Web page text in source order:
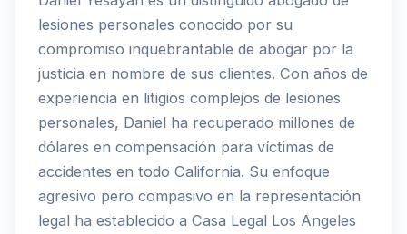
lesiones personales conocido por su
compromiso inquebrantable de abogar por la
justicia en nombre de sus clientes. Con años de
experiencia en litigios complejos de lesiones
personales, Daniel ha recuperado millones de
dólares en compensación para víctimas de
accidentes en todo California. Su enfoque
agresivo pero compasivo en la representación
legal ha establecido a Casa Legal Los Angeles